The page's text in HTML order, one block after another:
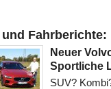
und Fahrberichte:
Neuer
Sportliche
SUV?